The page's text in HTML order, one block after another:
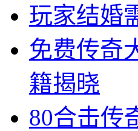
玩家结婚
免费传奇
籍揭晓
80合击传